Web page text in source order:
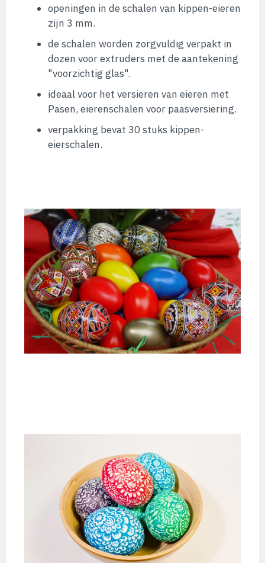
openingen in de schalen van kippen-eieren
zijn 3 mm.
de schalen worden zorgvuldig verpakt in
dozen voor extruders met de aantekening
"voorzichtig glas".
ideaal voor het versieren van eieren met
Pasen, eierenschalen voor paasversiering.
verpakking bevat 30 stuks kippen-
eierschalen.